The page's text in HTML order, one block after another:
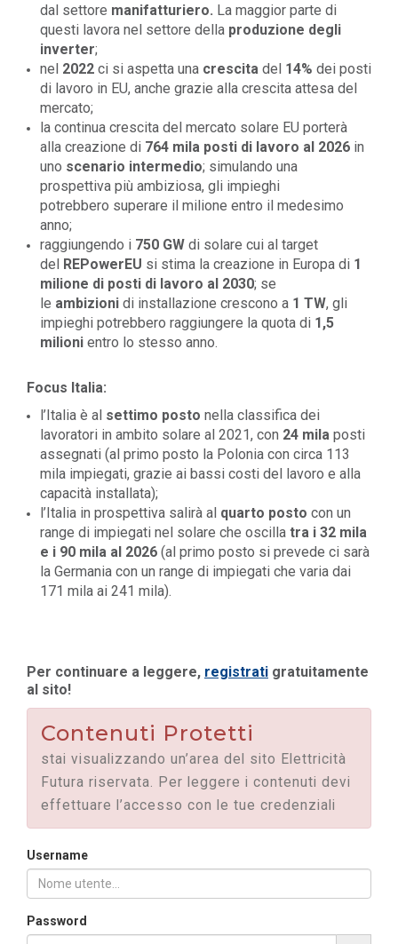
dal settore manifatturiero. La maggior parte di
questi lavora nel settore della produzione degli
inverter;
nel 2022 ci si aspetta una crescita del 14% dei posti
di lavoro in EU, anche grazie alla crescita attesa del
mercato;
la continua crescita del mercato solare EU porterà
alla creazione di 764 mila posti di lavoro al 2026 in
uno scenario intermedio; simulando una
prospettiva più ambiziosa, gli impieghi
potrebbero superare il milione entro il medesimo
anno;
raggiungendo i 750 GW di solare cui al target
del REPowerEU si stima la creazione in Europa di 1
milione di posti di lavoro al 2030; se
le ambizioni di installazione crescono a 1 TW, gli
impieghi potrebbero raggiungere la quota di 1,5
milioni entro lo stesso anno.
Focus Italia:
l’Italia è al settimo posto nella classifica dei
lavoratori in ambito solare al 2021, con 24 mila posti
assegnati (al primo posto la Polonia con circa 113
mila impiegati, grazie ai bassi costi del lavoro e alla
capacità installata);
l’Italia in prospettiva salirà al quarto posto con un
range di impiegati nel solare che oscilla tra i 32 mila
e i 90 mila al 2026 (al primo posto si prevede ci sarà
la Germania con un range di impiegati che varia dai
171 mila ai 241 mila).
Per continuare a leggere, registrati gratuitamente
al sito!
Contenuti Protetti
stai visualizzando un’area del sito Elettricità
Futura riservata. Per leggere i contenuti devi
effettuare l’accesso con le tue credenziali
Username
Password